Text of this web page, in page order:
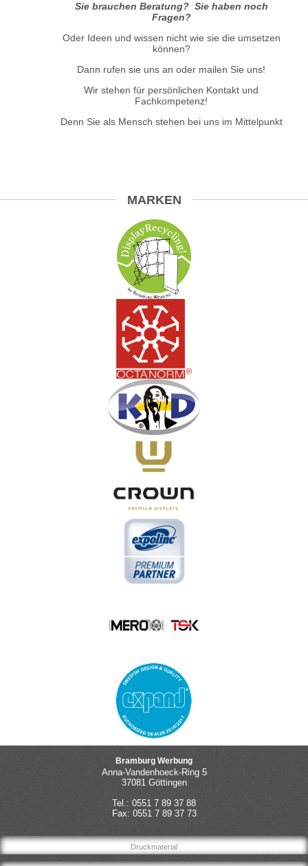
Sie brauchen Beratung? Sie haben noch
Fragen?
Oder Ideen und wissen nicht wie sie die umsetzen
können?
Dann rufen sie uns an oder mailen Sie uns!
Wir stehen für persönlichen Kontakt und
Fachkompetenz!
Denn Sie als Mensch stehen bei uns im Mittelpunkt
MARKEN
Bramburg Werbung
Anna-Vandenhoeck-Ring 5
37081 Göttingen
Tel.: 0551 7 89 37 88
Fax: 0551 7 89 37 73
Druckmaterial